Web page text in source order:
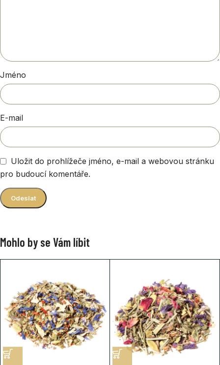
Jméno
E-mail
Uložit do prohlížeče jméno, e-mail a webovou stránku
pro budoucí komentáře.
Mohlo by se Vám líbit